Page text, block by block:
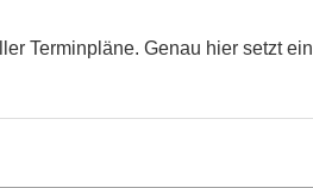
Terminpläne. Genau hier setzt ein